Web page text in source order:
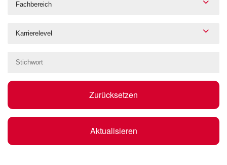
Fachbereich
Karrierelevel
Zurücksetzen
Aktualisieren